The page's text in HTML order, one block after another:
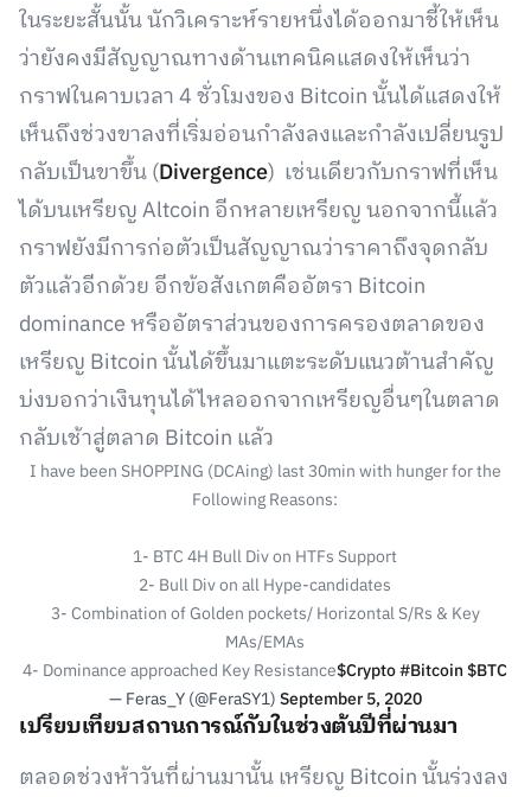
ในระยะสั้นนั้น นักวิเคราะห์รายหนึ่งได้ออกมาชี้ให้เห็น
ว่ายังคงมีสัญญาณทางด้านเทคนิคแสดงให้เห็นว่า
กราฟในคาบเวลา 4 ชั่วโมงของ Bitcoin นั้นได้แสดงให้
เห็นถึงช่วงขาลงที่เริ่มอ่อนกำลังลงและกำลังเปลี่ยนรูป
กลับเป็นขาขึ้น (Divergence) เช่นเดียวกับกราฟที่เห็น
ได้บนเหรียญ Altcoin อีกหลายเหรียญ นอกจากนี้แล้ว
กราฟยังมีการก่อตัวเป็นสัญญาณว่าราคาถึงจุดกลับ
ตัวแล้วอีกด้วย อีกข้อสังเกตคืออัตรา Bitcoin
dominance หรืออัตราส่วนของการครองตลาดของ
เหรียญ Bitcoin นั้นได้ขึ้นมาแตะระดับแนวต้านสำคัญ
บ่งบอกว่าเงินทุนได้ไหลออกจากเหรียญอื่นๆในตลาด
กลับเช้าสู่ตลาด Bitcoin แล้ว
I have been SHOPPING (DCAing) last 30min with hunger for the
Following Reasons:
1- BTC 4H Bull Div on HTFs Support
2- Bull Div on all Hype-candidates
3- Combination of Golden pockets/ Horizontal S/Rs & Key
MAs/EMAs
4- Dominance approached Key Resistance$Crypto#Bitcoin$BTC
— Feras_Y (@FeraSY1)September 5, 2020
เปรียบเทียบสถานการณ์กับในช่วงต้นปีที่ผ่านมา
ตลอดช่วงห้าวันที่ผ่านมานั้น เหรียญ Bitcoin นั้นร่วงลง